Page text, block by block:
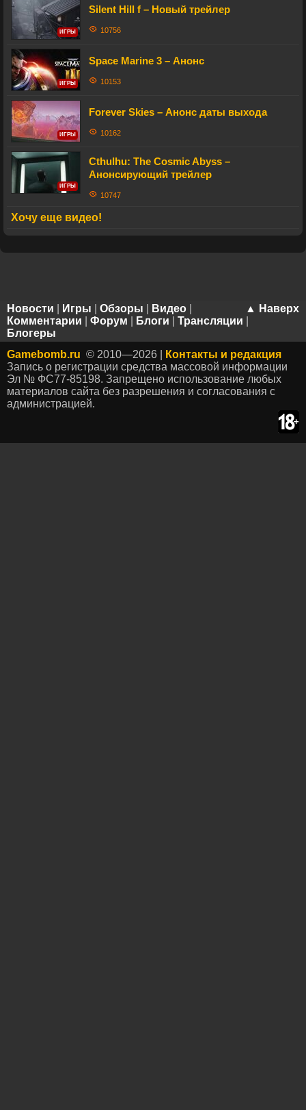
ИГРЫ
Silent Hill f – Новый трейлер
10756
ИГРЫ
Space Marine 3 – Анонс
10153
ИГРЫ
Forever Skies – Анонс даты выхода
10162
ИГРЫ
Cthulhu: The Cosmic Abyss –
Анонсирующий трейлер
10747
Хочу еще видео!
▲ Наверх
Новости Игры Обзоры Видео
Комментарии
Форум Блоги Трансляции
Блогеры
Gamebomb.ru © 2010—2026 |
Контакты и редакция
Запись о регистрации средства массовой информации
Эл № ФС77-85198. Запрещено использование любых
материалов сайта без разрешения и согласования с
администрацией.